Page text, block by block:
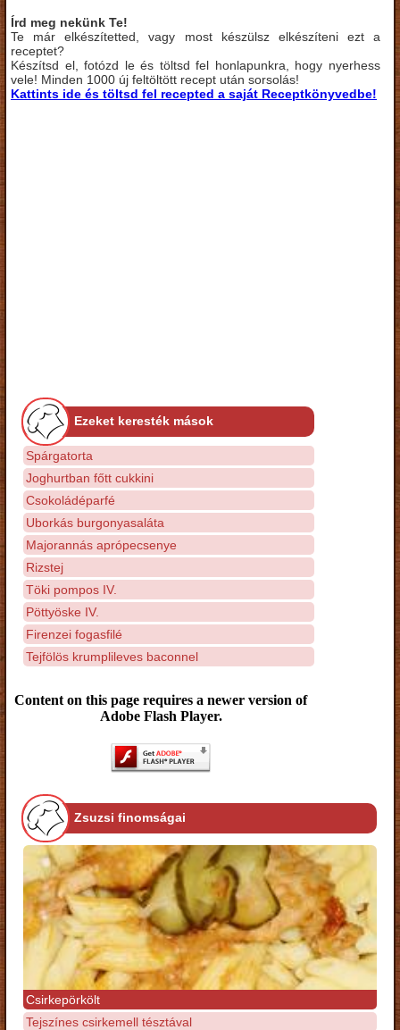
Írd meg nekünk Te!
Te már elkészítetted, vagy most készülsz elkészíteni ezt a
receptet?
Készítsd el, fotózd le és töltsd fel honlapunkra, hogy nyerhess
vele! Minden 1000 új feltöltött recept után sorsolás!
Kattints ide és töltsd fel recepted a saját Receptkönyvedbe!
Ezeket keresték mások
Spárgatorta
Joghurtban főtt cukkini
Csokoládéparfé
Uborkás burgonyasaláta
Majorannás aprópecsenye
Rizstej
Töki pompos IV.
Pöttyöske IV.
Firenzei fogasfilé
Tejfölös krumplileves baconnel
Content on this page requires a newer version of
Adobe Flash Player.
Zsuzsi finomságai
Csirkepörkölt
Tejszínes csirkemell tésztával